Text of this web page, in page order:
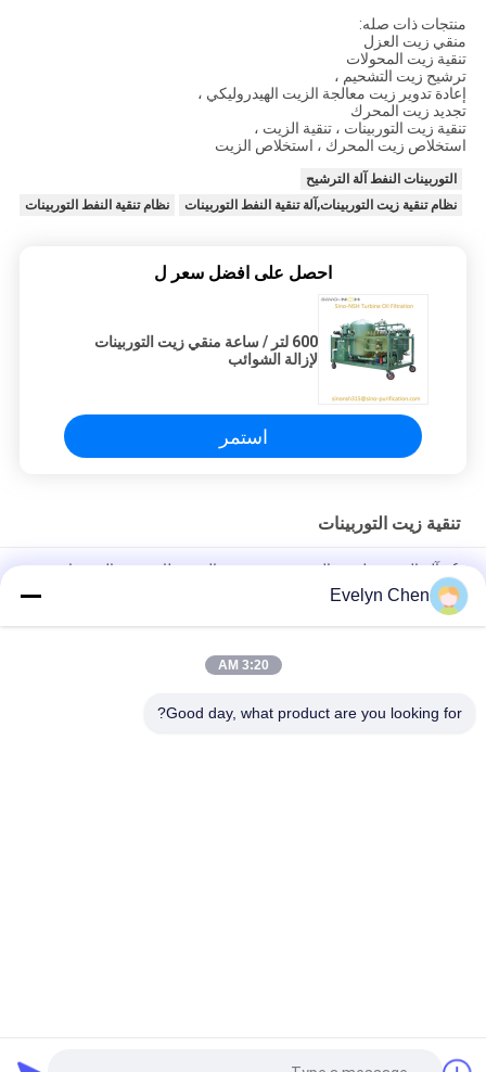
منتجات ذات صله:
منقي زيت العزل
تنقية زيت المحولات
ترشيح زيت التشحيم ،
إعادة تدوير زيت معالجة الزيت الهيدروليكي ،
تجديد زيت المحرك
تنقية زيت التوربينات ، تنقية الزيت ،
استخلاص زيت المحرك ، استخلاص الزيت
التوربينات النفط آلة الترشيح
نظام تنقية زيت التوربينات,آلة تنقية النفط التوربينات
نظام تنقية النفط التوربينات
احصل على افضل سعر ل
600 لتر / ساعة منقي زيت التوربينات
لإزالة الشوائب
استمر
تنقية زيت التوربينات
6 - آلة الترشيح لزيت التوربين ذو درجة عالية ، نظام تفريغ التوربينات
عالية الدقة
إعادة تدوير النفط فراغ التوربينات نظام تجديد النفط عالية الأداء
Evelyn Chen
3:20 AM
Good day, what product are you looking for?